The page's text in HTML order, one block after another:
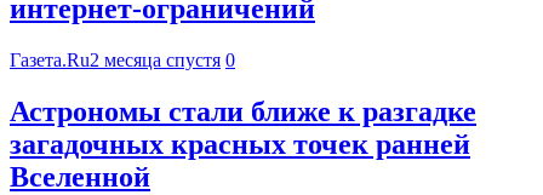
интернет-ограничений
Газета.Ru2 месяца спустя 0
Астрономы стали ближе к разгадке
загадочных красных точек ранней
Вселенной